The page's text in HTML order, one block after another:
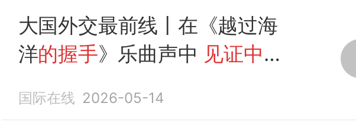
大国外交最前线丨在《越过海
洋的握手》乐曲声中 见证中美
国际在线 2026-05-14